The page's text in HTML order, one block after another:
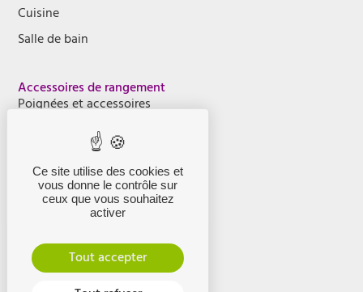
Cuisine
Salle de bain
Accessoires de rangement
Poignées et accessoires
Accessoires Kuba Vin
Kits et accessoires pour vantaux
Informations
Mon compte
Contact
Conditions générales de vente
Ce site utilise des cookies et
vous donne le contrôle sur
ceux que vous souhaitez
activer
Tout accepter